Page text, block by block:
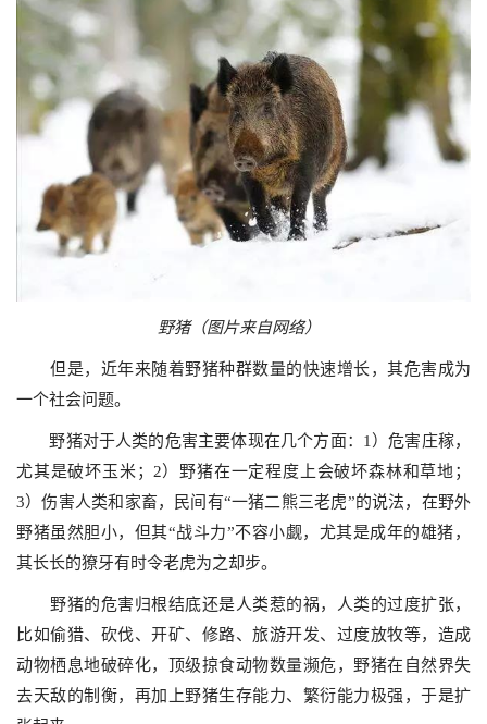
野猪（图片来自网络）
但是，近年来随着野猪种群数量的快速增长，其危害成为
一个社会问题。
野猪对于人类的危害主要体现在几个方面：1）危害庄稼，
尤其是破坏玉米；2）野猪在一定程度上会破坏森林和草地；
3）伤害人类和家畜，民间有“一猪二熊三老虎”的说法，在野外
野猪虽然胆小，但其“战斗力”不容小觑，尤其是成年的雄猪，
其长长的獠牙有时令老虎为之却步。
野猪的危害归根结底还是人类惹的祸，人类的过度扩张，
比如偷猎、砍伐、开矿、修路、旅游开发、过度放牧等，造成
动物栖息地破碎化，顶级掠食动物数量濒危，野猪在自然界失
去天敌的制衡，再加上野猪生存能力、繁衍能力极强，于是扩